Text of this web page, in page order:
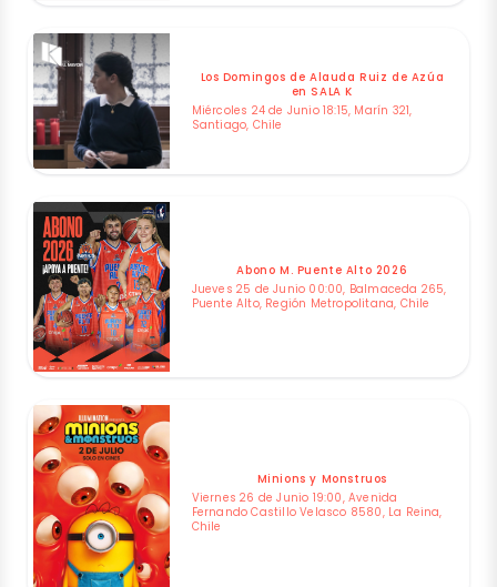
Los Domingos de Alauda Ruiz de Azúa
en SALA K
Miércoles 24 de Junio 18:15, Marín 321,
Santiago, Chile
Abono M. Puente Alto 2026
Jueves 25 de Junio 00:00, Balmaceda 265,
Puente Alto, Región Metropolitana, Chile
Minions y Monstruos
Viernes 26 de Junio 19:00, Avenida
Fernando Castillo Velasco 8580, La Reina,
Chile